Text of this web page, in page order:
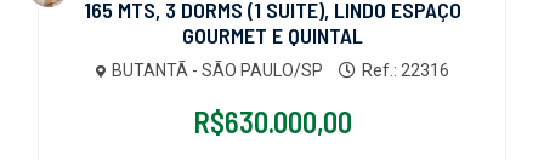
165 MTS, 3 DORMS (1 SUITE), LINDO ESPAÇO
GOURMET E QUINTAL
BUTANTÃ - SÃO PAULO/SP Ref.: 22316
R$630.000,00